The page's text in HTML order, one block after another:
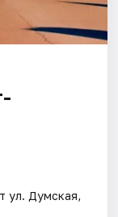
ул. Думская,